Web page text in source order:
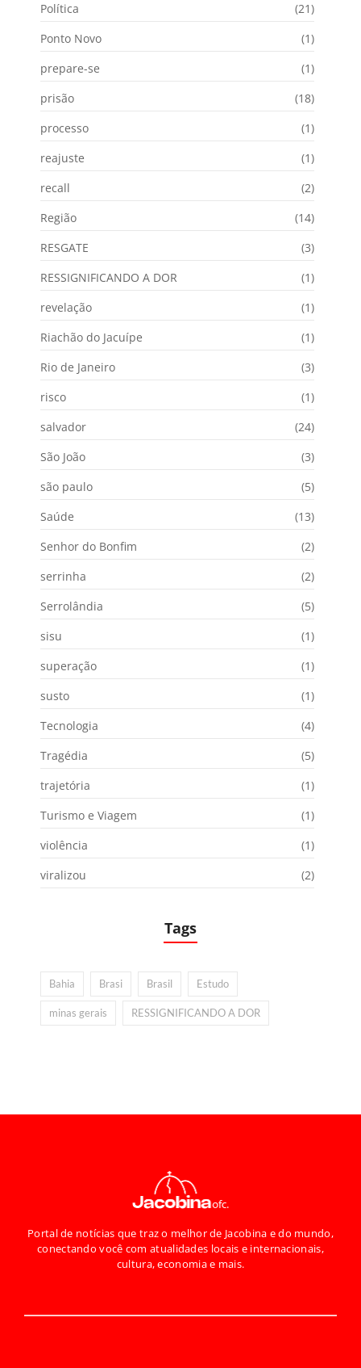
Política
(21)
Ponto Novo
(1)
prepare-se
(1)
prisão
(18)
processo
(1)
reajuste
(1)
recall
(2)
Região
(14)
RESGATE
(3)
RESSIGNIFICANDO A DOR
(1)
revelação
(1)
Riachão do Jacuípe
(1)
Rio de Janeiro
(3)
risco
(1)
salvador
(24)
São João
(3)
são paulo
(5)
Saúde
(13)
Senhor do Bonfim
(2)
serrinha
(2)
Serrolândia
(5)
sisu
(1)
superação
(1)
susto
(1)
Tecnologia
(4)
Tragédia
(5)
trajetória
(1)
Turismo e Viagem
(1)
violência
(1)
viralizou
(2)
Tags
Bahia Brasi Brasil Estudo
minas gerais RESSIGNIFICANDO A DOR
Portal de notícias que traz o melhor de Jacobina e do mundo,
conectando você com atualidades locais e internacionais,
cultura, economia e mais.